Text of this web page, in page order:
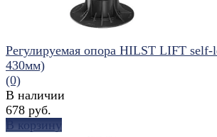
Регулируемая опора HILST LIFT
430мм)
(0)
В наличии
678 руб.
В корзину